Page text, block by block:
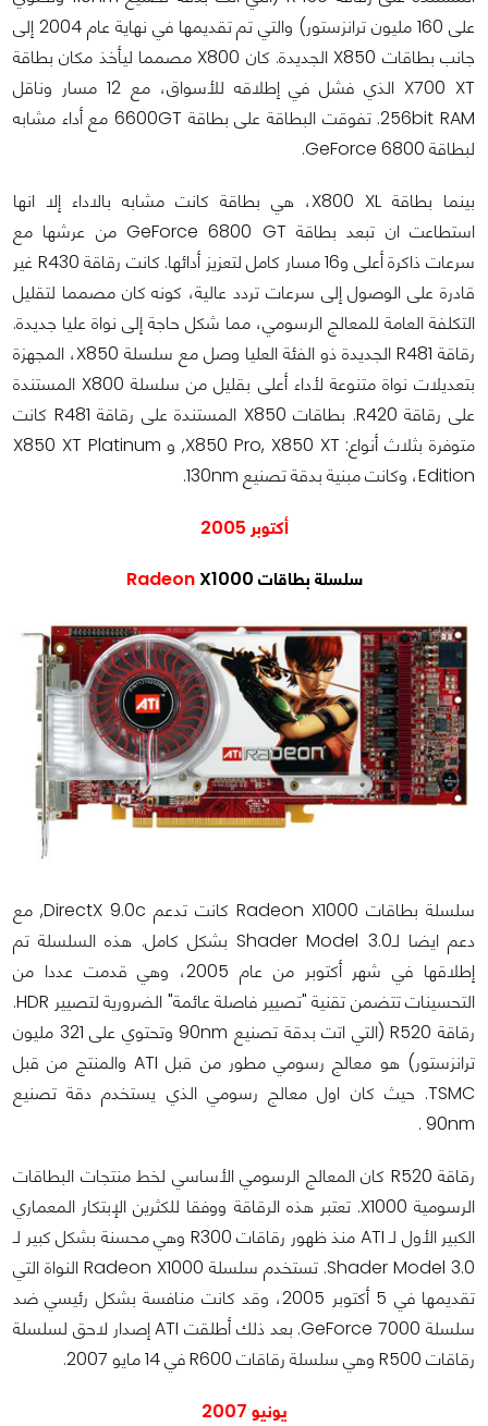
على 160 مليون ترانزستور) والتي تم تقديمها في نهاية عام 2004 إلى
جانب بطاقات X850 الجديدة. كان X800 مصمما ليأخذ مكان بطاقة
X700 XT الذي فشل في إطلاقه للأسواق، مع 12 مسار وناقل
256bit RAM. تفوقت البطاقة على بطاقة 6600GT مع أداء مشابه
لبطاقة GeForce 6800.
بينما بطاقة X800 XL، هي بطاقة كانت مشابه بالاداء إلا انها
استطاعت ان تبعد بطاقة GeForce 6800 GT من عرشها مع
سرعات ذاكرة أعلى و16 مسار كامل لتعزيز أدائها. كانت رقاقة R430 غير
قادرة على الوصول إلى سرعات تردد عالية، كونه كان مصمما لتقليل
التكلفة العامة للمعالج الرسومي، مما شكل حاجة إلى نواة عليا جديدة.
رقاقة R481 الجديدة ذو الفئة العليا وصل مع سلسلة X850، المجهزة
بتعديلات نواة متنوعة لأداء أعلى بقليل من سلسلة X800 المستندة
على رقاقة R420. بطاقات X850 المستندة على رقاقة R481 كانت
متوفرة بثلاث أنواع: X850 Pro, X850 XT, و X850 XT Platinum
Edition، وكانت مبنية بدقة تصنيع 130nm.
أكتوبر 2005
سلسلة بطاقات RadeonX1000
سلسلة بطاقات Radeon X1000 كانت تدعم DirectX 9.0c, مع
دعم ايضا لـShader Model 3.0 بشكل كامل. هذه السلسلة تم
إطلاقها في شهر أكتوبر من عام 2005، وهي قدمت عددا من
التحسينات تتضمن تقنية "تصيير فاصلة عائمة" الضرورية لتصيير HDR.
رقاقة
R520 (التي اتت بدقة تصنيع 90nm وتحتوي على 321 مليون
ترانزستور) هو معالج رسومي مطور من قبل ATI والمنتج من قبل
TSMC. حيث كان اول معالج رسومي الذي يستخدم دقة تصنيع
90nm .
رقاقة R520 كان المعالج الرسومي الأساسي لخط منتجات البطاقات
الرسومية X1000. تعتبر هذه الرقاقة ووفقا للكثرين الإبتكار المعماري
الكبير الأول لـ ATI منذ ظهور رقاقات R300 وهي محسنة بشكل كبير لـ
Shader Model 3.0. تستخدم سلسلة Radeon X1000 النواة التي
تقديمها في 5 أكتوبر 2005، وقد كانت منافسة بشكل رئيسي ضد
سلسلة GeForce 7000. بعد ذلك أطلقت ATI إصدار لاحق لسلسلة
رقاقات R500 وهي سلسلة رقاقات R600 في 14 مايو 2007.
يونيو 2007